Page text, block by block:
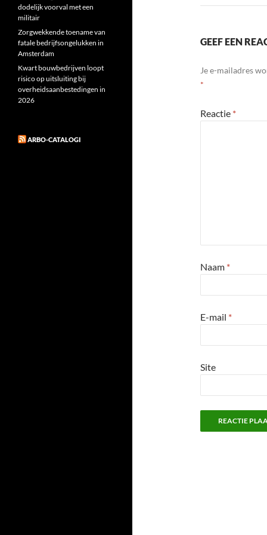
GEEF EEN
Je e-mailadres
*
Reactie *
Naam *
E-mail *
Site
dodelijk voorval met een
militair
Zorgwekkende toename van
fatale bedrijfsongelukken in
Amsterdam
Kwart bouwbedrijven loopt
risico op uitsluiting bij
overheidsaanbestedingen in
2026
ARBO-CATALOGI